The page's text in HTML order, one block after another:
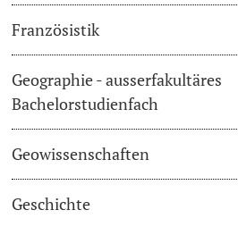
Hörerinnen/Hörer
Student Life
Beratung & Support
Studienberatung
Französistik
Geographie - ausserfakultäres
Bachelorstudienfach
Geowissenschaften
Geschichte